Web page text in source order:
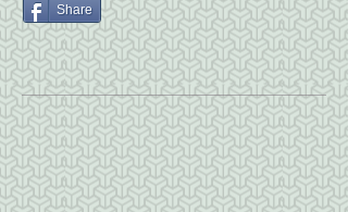
Share